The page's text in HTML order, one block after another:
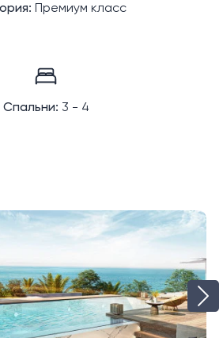
Премиум класс
Спальни: 3 - 4